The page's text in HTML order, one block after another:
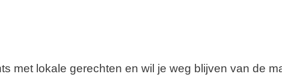
met lokale gerechten en wil je weg blijven van de